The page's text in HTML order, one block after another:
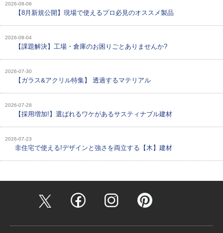
2026-08-06
【8月新規公開】現場で使えるプロ必見のオススメ製品
2026-08-04
【課題解決】工場・倉庫のお困りごとありませんか?
2026-07-30
【ガラス&アクリル特集】 透過するマテリアル
2026-07-28
【採用増加!】選ばれるワケがあるサスティナブル建材
2026-07-23
非住宅で使える!デザインと強さを両立する【木】建材